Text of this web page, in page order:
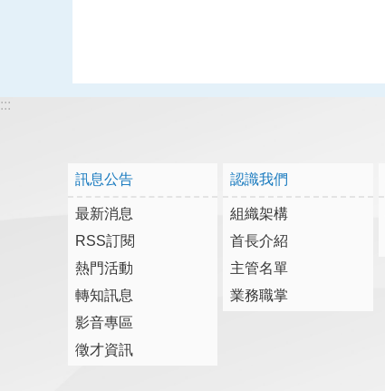
:::
訊息公告
最新消息
RSS訂閱
熱門活動
轉知訊息
影音專區
徵才資訊
認識我們
組織架構
首長介紹
主管名單
業務職掌